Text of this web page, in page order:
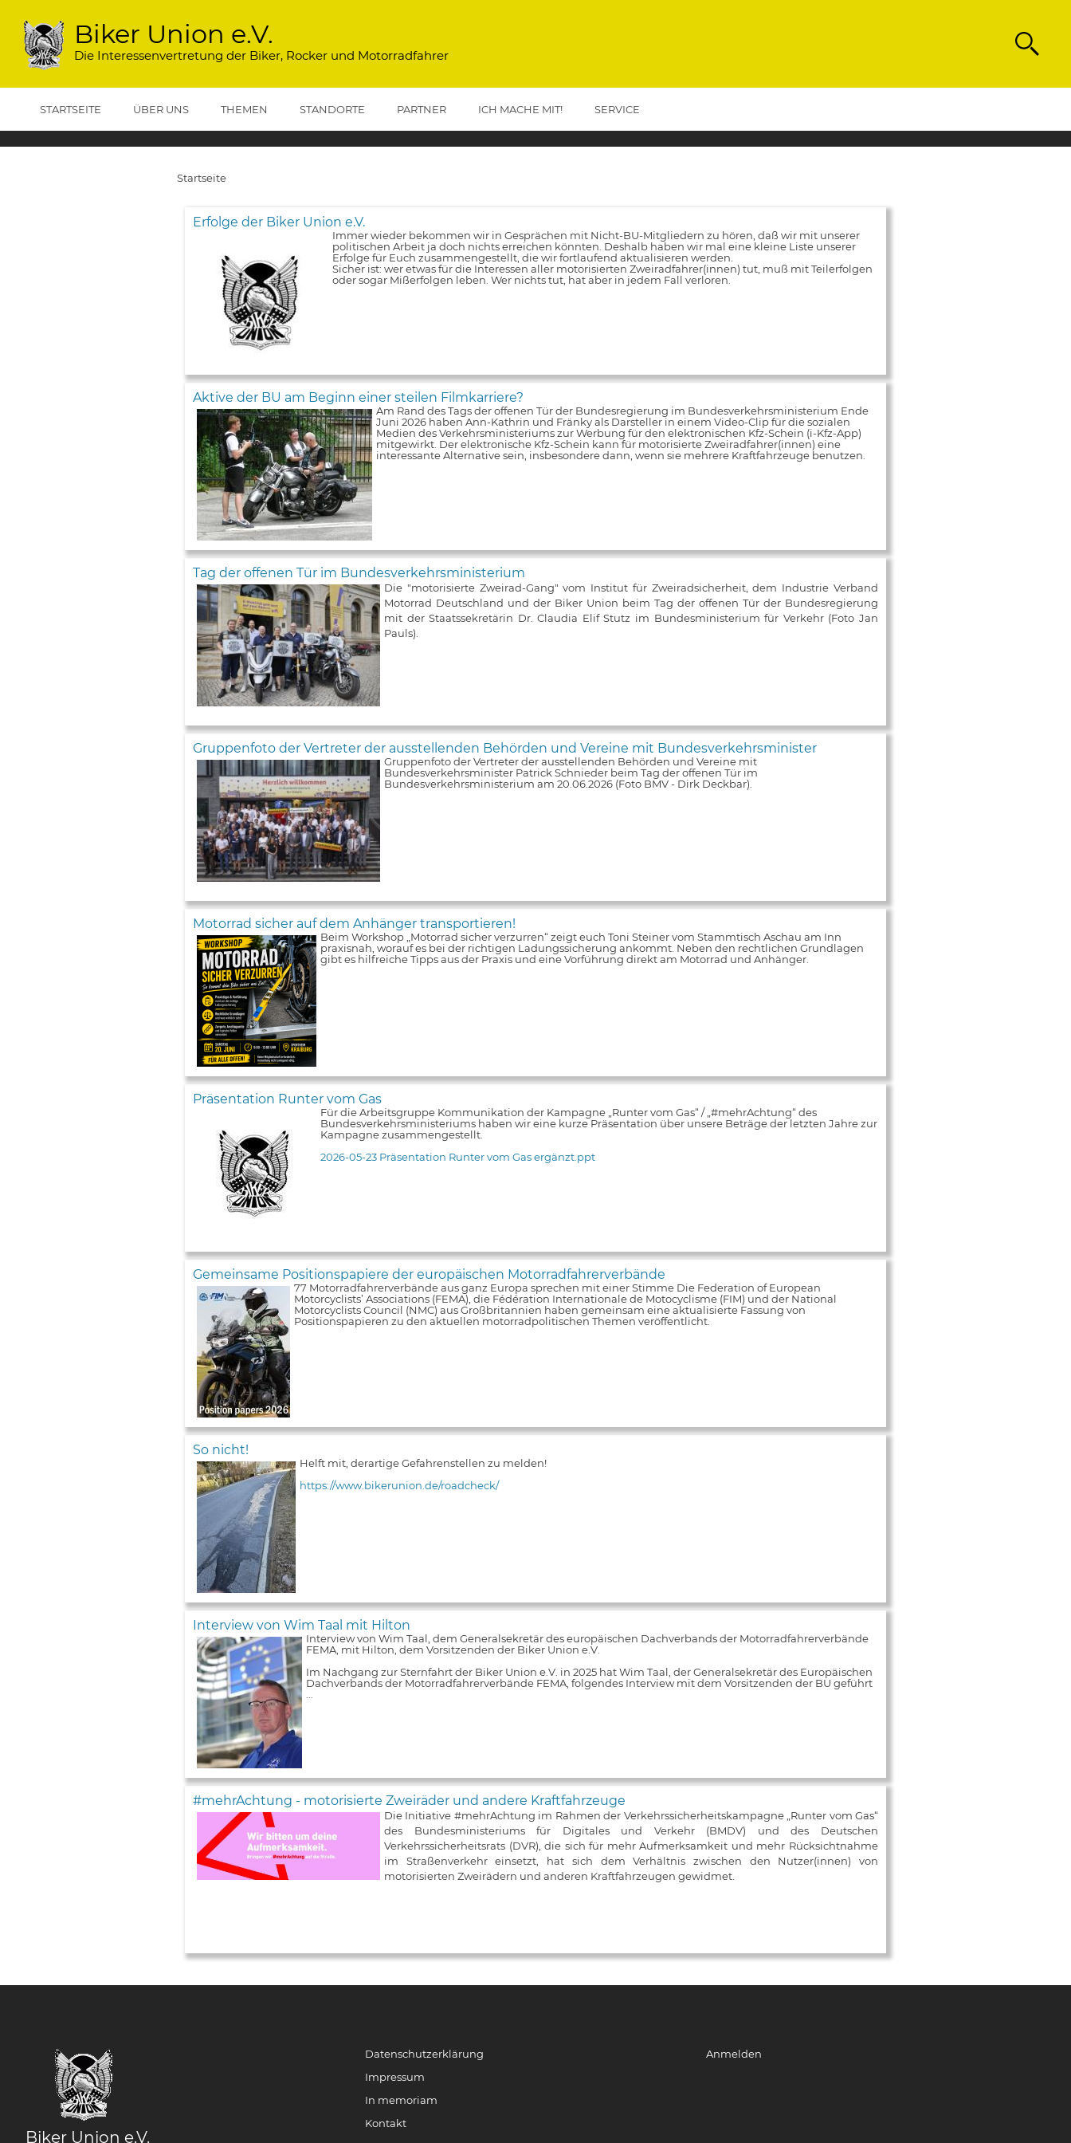
Inhalt
Biker Union e.V.
Die Interessenvertretung der Biker, Rocker und Motorradfahrer
STARTSEITE ÜBER UNS THEMEN STANDORTE PARTNER ICH MACHE MIT! SERVICE
Startseite
Erfolge der Biker Union e.V.
Immer wieder bekommen wir in Gesprächen mit Nicht-BU-Mitgliedern zu hören, daß wir mit unserer
politischen Arbeit ja doch nichts erreichen könnten. Deshalb haben wir mal eine kleine Liste unserer
Erfolge für Euch zusammengestellt, die wir fortlaufend aktualisieren werden.
Sicher ist: wer etwas für die Interessen aller motorisierten Zweiradfahrer(innen) tut, muß mit Teilerfolgen
oder sogar Mißerfolgen leben. Wer nichts tut, hat aber in jedem Fall verloren.
Aktive der BU am Beginn einer steilen Filmkarriere?
Am Rand des Tags der offenen Tür der Bundesregierung im Bundesverkehrsministerium Ende
Juni 2026 haben Ann-Kathrin und Fränky als Darsteller in einem Video-Clip für die sozialen
Medien des Verkehrsministeriums zur Werbung für den elektronischen Kfz-Schein (i-Kfz-App)
mitgewirkt. Der elektronische Kfz-Schein kann für motorisierte Zweiradfahrer(innen) eine
interessante Alternative sein, insbesondere dann, wenn sie mehrere Kraftfahrzeuge benutzen.
Tag der offenen Tür im Bundesverkehrsministerium
Die "motorisierte Zweirad-Gang" vom Institut für Zweiradsicherheit, dem Industrie Verband
Motorrad Deutschland und der Biker Union beim Tag der offenen Tür der Bundesregierung
mit der Staatssekretärin Dr. Claudia Elif Stutz im Bundesministerium für Verkehr (Foto Jan
Pauls).
Gruppenfoto der Vertreter der ausstellenden Behörden und Vereine mit Bundesverkehrsminister
Gruppenfoto der Vertreter der ausstellenden Behörden und Vereine mit
Bundesverkehrsminister Patrick Schnieder beim Tag der offenen Tür im
Bundesverkehrsministerium am 20.06.2026 (Foto BMV - Dirk Deckbar).
Motorrad sicher auf dem Anhänger transportieren!
Beim Workshop „Motorrad sicher verzurren“ zeigt euch Toni Steiner vom Stammtisch Aschau am Inn
praxisnah, worauf es bei der richtigen Ladungssicherung ankommt. Neben den rechtlichen Grundlagen
gibt es hilfreiche Tipps aus der Praxis und eine Vorführung direkt am Motorrad und Anhänger.
Präsentation Runter vom Gas
Für die Arbeitsgruppe Kommunikation der Kampagne „Runter vom Gas“ / „#mehrAchtung“ des
Bundesverkehrsministeriums haben wir eine kurze Präsentation über unsere Beträge der letzten Jahre zur
Kampagne zusammengestellt.
2026-05-23 Präsentation Runter vom Gas ergänzt.ppt
Gemeinsame Positionspapiere der europäischen Motorradfahrerverbände
77 Motorradfahrerverbände aus ganz Europa sprechen mit einer Stimme Die Federation of European
Motorcyclists’ Associations (FEMA), die Fédération Internationale de Motocyclisme (FIM) und der National
Motorcyclists Council (NMC) aus Großbritannien haben gemeinsam eine aktualisierte Fassung von
Positionspapieren zu den aktuellen motorradpolitischen Themen veröffentlicht.
So nicht!
Helft mit, derartige Gefahrenstellen zu melden!
https://www.bikerunion.de/roadcheck/
Interview von Wim Taal mit Hilton
Interview von Wim Taal, dem Generalsekretär des europäischen Dachverbands der Motorradfahrerverbände
FEMA, mit Hilton, dem Vorsitzenden der Biker Union e.V.
Im Nachgang zur Sternfahrt der Biker Union e.V. in 2025 hat Wim Taal, der Generalsekretär des Europäischen
Dachverbands der Motorradfahrerverbände FEMA, folgendes Interview mit dem Vorsitzenden der BU geführt
#mehrAchtung - motorisierte Zweiräder und andere Kraftfahrzeuge
Die Initiative #mehrAchtung im Rahmen der Verkehrssicherheitskampagne „Runter vom Gas“
des Bundesministeriums für Digitales und Verkehr (BMDV) und des Deutschen
Verkehrssicherheitsrats (DVR), die sich für mehr Aufmerksamkeit und mehr Rücksichtnahme
im Straßenverkehr einsetzt, hat sich dem Verhältnis zwischen den Nutzer(innen) von
motorisierten Zweirädern und anderen Kraftfahrzeugen gewidmet.
Biker Union e.V.
Datenschutzerklärung
Impressum
In memoriam
Kontakt
Anmelden